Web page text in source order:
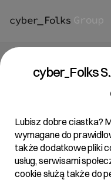
Raport
Temat:
Powiadomienie o
cyber_Folks
Lubisz dobre ciastka?
wymagane do
także dodatkowe pliki
usług, serwisami
cookie służą także do